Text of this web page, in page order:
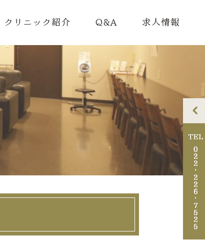
クリニック紹介
ドクター紹介
院内紹介
アクセス・診療時間
Q&A 求人情報